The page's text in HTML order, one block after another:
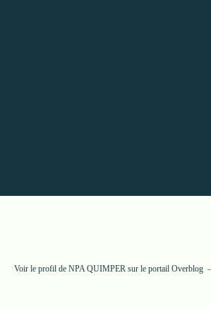
Voir le profil de NPA QUIMPER sur le portail Overblog